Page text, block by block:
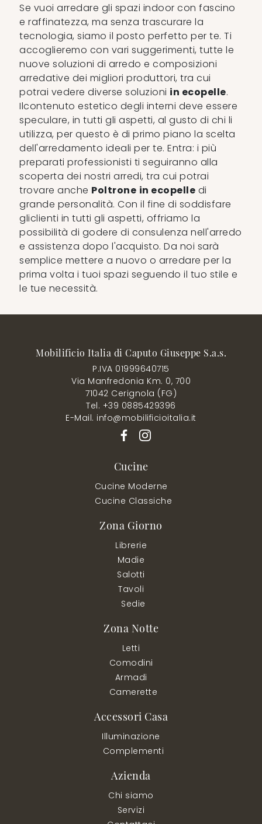
Se vuoi arredare gli spazi indoor con fascino
e raffinatezza, ma senza trascurare la
tecnologia, siamo il posto perfetto per te. Ti
accoglieremo con vari suggerimenti, tutte le
nuove soluzioni di arredo e composizioni
arredative dei migliori produttori, tra cui
potrai vedere diverse soluzioni in ecopelle.
Ilcontenuto estetico degli interni deve essere
speculare, in tutti gli aspetti, al gusto di chi li
utilizza, per questo è di primo piano la scelta
dell'arredamento ideali per te. Entra: i più
preparati professionisti ti seguiranno alla
scoperta dei nostri arredi, tra cui potrai
trovare anche Poltrone in ecopelle di
grande personalità. Con il fine di soddisfare
gliclienti in tutti gli aspetti, offriamo la
possibilità di godere di consulenza nell'arredo
e assistenza dopo l'acquisto. Da noi sarà
semplice mettere a nuovo o arredare per la
prima volta i tuoi spazi seguendo il tuo stile e
le tue necessità.
Mobilificio Italia di Caputo Giuseppe S.a.s.
P.IVA 01999640715
Via Manfredonia Km. 0, 700
71042 Cerignola (FG)
Tel. +39 0885429396
E-Mail. info@mobilificioitalia.it
Cucine
Cucine Moderne
Cucine Classiche
Zona Giorno
Librerie
Madie
Salotti
Tavoli
Sedie
Zona Notte
Letti
Comodini
Armadi
Camerette
Accessori Casa
Illuminazione
Complementi
Azienda
Chi siamo
Servizi